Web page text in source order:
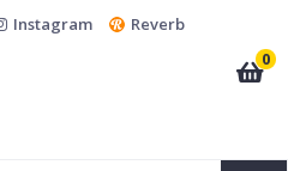
Instagram
Reverb
0